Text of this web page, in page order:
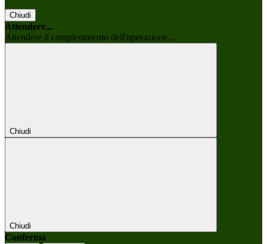
Chiudi
Attendere...
Attendere il completamento dell'operazione...
Chiudi
Chiudi
Conferma